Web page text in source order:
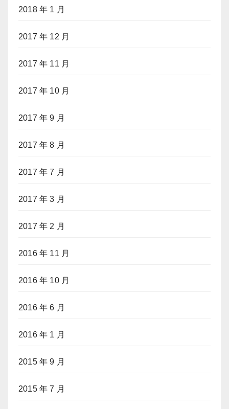
2018 年 1 月
2017 年 12 月
2017 年 11 月
2017 年 10 月
2017 年 9 月
2017 年 8 月
2017 年 7 月
2017 年 3 月
2017 年 2 月
2016 年 11 月
2016 年 10 月
2016 年 6 月
2016 年 1 月
2015 年 9 月
2015 年 7 月